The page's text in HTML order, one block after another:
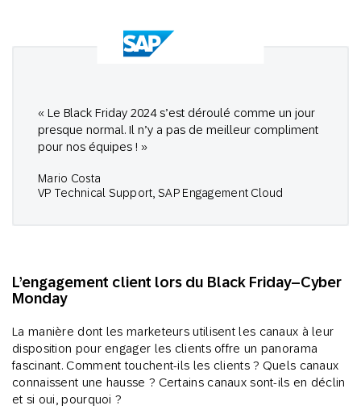
« Le Black Friday 2024 s’est déroulé comme un jour
presque normal. Il n’y a pas de meilleur compliment
pour nos équipes ! »
Mario Costa
VP Technical Support, SAP Engagement Cloud
L’engagement client lors du Black Friday–Cyber
Monday
La manière dont les marketeurs utilisent les canaux à leur
disposition pour engager les clients offre un panorama
fascinant. Comment touchent-ils les clients ? Quels canaux
connaissent une hausse ? Certains canaux sont-ils en déclin
et si oui, pourquoi ?